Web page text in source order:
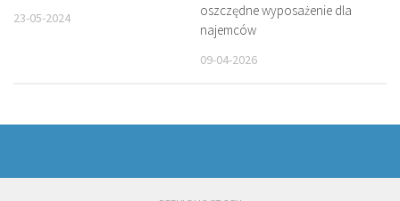
23-05-2024
oszczędne wyposażenie dla
najemców
09-04-2026